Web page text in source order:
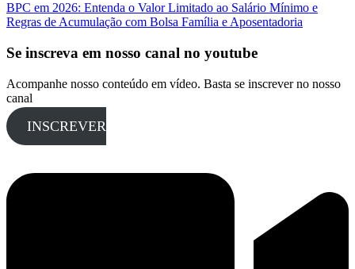
BPC em 2026: Entenda o Valor Limitado ao Salário Mínimo e
Regras de Acumulação com Bolsa Família e Aposentadoria
Se inscreva em nosso canal no youtube
Acompanhe nosso conteúdo em vídeo. Basta se inscrever no nosso
canal
INSCREVER